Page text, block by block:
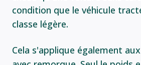
condition que le véhicule
classe légère.
Cela s'applique également